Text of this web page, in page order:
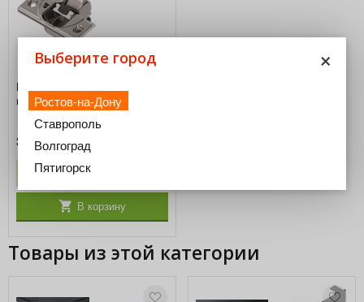
Петля CLIP top BLUMOTION,
накладная, 110°
388,00₽
+
В корзину
Товары из этой категории
×
Выберите город
Ростов-на-Дону
Ставрополь
Волгоград
Пятигорск